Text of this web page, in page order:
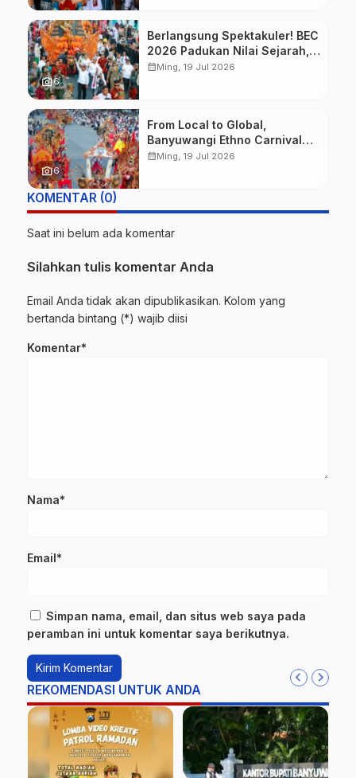
photo_camera6
Berlangsung Spektakuler! BEC
2026 Padukan Nilai Sejarah,
Budaya, dan Fashion Berkelas
calendar_monthMing, 19 Jul 2026
photo_camera6
From Local to Global,
Banyuwangi Ethno Carnival
Buktikan Budaya Lokal Mampu
calendar_monthMing, 19 Jul 2026
KOMENTAR (0)
Saat ini belum ada komentar
Silahkan tulis komentar Anda
Email Anda tidak akan dipublikasikan. Kolom yang
bertanda bintang (*) wajib diisi
Komentar*
Nama*
Email*
Simpan nama, email, dan situs web saya pada
peramban ini untuk komentar saya berikutnya.
REKOMENDASI UNTUK ANDA